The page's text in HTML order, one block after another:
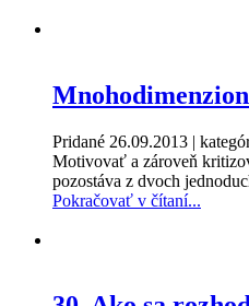
Pridané 26.09.2013 |
Motivovať a zároveň
pozostáva z dvoch
Pokračovať v čítaní...